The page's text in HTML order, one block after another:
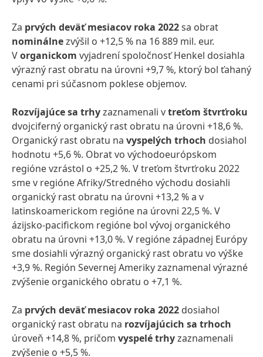
Za prvých deväť mesiacov roka 2022sa obrat
nominálnezvýšil o +12,5 % na 16 889 mil. eur.
Vorganickom vyjadrení spoločnosť Henkel dosiahla
výrazný rast obratu na úrovni +9,7 %, ktorý bol ťahaný
cenami pri súčasnom poklese objemov.
Rozvíjajúce sa trhyzaznamenali vtreťom štvrťroku
dvojciferný organický rast obratu na úrovni +18,6 %.
Organický rast obratu na vyspelých trhoch dosiahol
hodnotu +5,6 %. Obrat vo východoeurópskom
regióne vzrástol o +25,2 %. V treťom štvrťroku 2022
sme v regióne Afriky/Stredného východu dosiahli
organický rast obratu na úrovni +13,2 % a v
latinskoamerickom regióne na úrovni 22,5 %. V
ázijsko-pacifickom regióne bol vývoj organického
obratu na úrovni +13,0 %. V regióne západnej Európy
sme dosiahli výrazný organický rast obratu vo výške
+3,9 %. Región Severnej Ameriky zaznamenal výrazné
zvýšenie organického obratu o +7,1 %.
Za prvých deväť mesiacov roka 2022 dosiahol
organický rast obratu na rozvíjajúcich sa trhoch
úroveň +14,8 %, pričom vyspelé trhyzaznamenali
zvýšenie o +5,5 %.